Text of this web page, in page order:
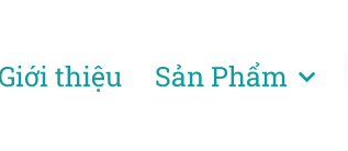
Giới thiệu Sản Phẩm